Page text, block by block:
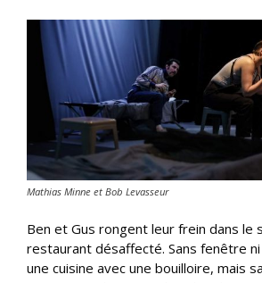
Mathias Minne et Bob Levasseur
Ben et Gus rongent leur frein dans le
restaurant désaffecté. Sans fenêtre
une cuisine avec une bouilloire, mais